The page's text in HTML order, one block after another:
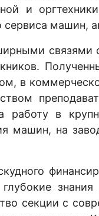
и
сервиса машин,
связями
в
работу в
машин, на
секции с